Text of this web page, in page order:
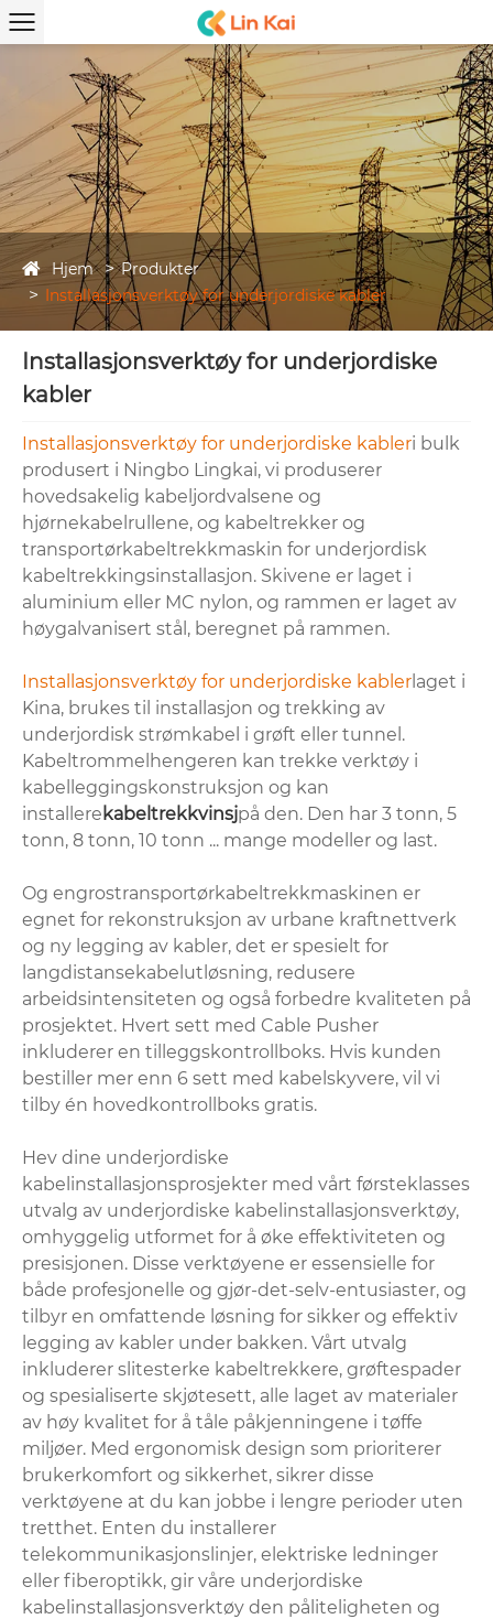
Hjem
Produkter
Installasjonsverktøy for underjordiske kabler
Installasjonsverktøy for underjordiske
kabler
Installasjonsverktøy for underjordiske kableri bulk
produsert i Ningbo Lingkai, vi produserer
hovedsakelig kabeljordvalsene og
hjørnekabelrullene, og kabeltrekker og
transportørkabeltrekkmaskin for underjordisk
kabeltrekkingsinstallasjon. Skivene er laget i
aluminium eller MC nylon, og rammen er laget av
høygalvanisert stål, beregnet på rammen.
Installasjonsverktøy for underjordiske kabler laget i
Kina, brukes til installasjon og trekking av
underjordisk strømkabel i grøft eller tunnel.
Kabeltrommelhengeren kan trekke verktøy i
kabelleggingskonstruksjon og kan
installere kabeltrekkvinsjpå den. Den har 3 tonn, 5
tonn, 8 tonn, 10 tonn ... mange modeller og last.
Og engrostransportørkabeltrekkmaskinen er
egnet for rekonstruksjon av urbane kraftnettverk
og ny legging av kabler, det er spesielt for
langdistansekabelutløsning, redusere
arbeidsintensiteten og også forbedre kvaliteten på
prosjektet. Hvert sett med Cable Pusher
inkluderer en tilleggskontrollboks. Hvis kunden
bestiller mer enn 6 sett med kabelskyvere, vil vi
tilby én hovedkontrollboks gratis.
Hev dine underjordiske
kabelinstallasjonsprosjekter med vårt førsteklasses
utvalg av underjordiske kabelinstallasjonsverktøy,
omhyggelig utformet for å øke effektiviteten og
presisjonen. Disse verktøyene er essensielle for
både profesjonelle og gjør-det-selv-entusiaster, og
tilbyr en omfattende løsning for sikker og effektiv
legging av kabler under bakken. Vårt utvalg
inkluderer slitesterke kabeltrekkere, grøftespader
og spesialiserte skjøtesett, alle laget av materialer
av høy kvalitet for å tåle påkjenningene i tøffe
miljøer. Med ergonomisk design som prioriterer
brukerkomfort og sikkerhet, sikrer disse
verktøyene at du kan jobbe i lengre perioder uten
tretthet. Enten du installerer
telekommunikasjonslinjer, elektriske ledninger
eller fiberoptikk, gir våre underjordiske
kabelinstallasjonsverktøy den påliteligheten og